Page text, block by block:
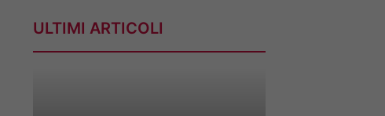
ULTIMI ARTICOLI